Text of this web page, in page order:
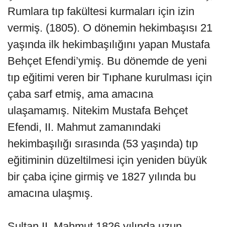
Rumlara tıp fakültesi kurmaları için izin
vermiş. (1805). O dönemin hekimbaşısı 21
yaşında ilk hekimbaşılığını yapan Mustafa
Behçet Efendi’ymiş. Bu dönemde de yeni
tıp eğitimi veren bir Tıphane kurulması için
çaba sarf etmiş, ama amacına
ulaşamamış. Nitekim Mustafa Behçet
Efendi, II. Mahmut zamanındaki
hekimbaşılığı sırasında (53 yaşında) tıp
eğitiminin düzeltilmesi için yeniden büyük
bir çaba içine girmiş ve 1827 yılında bu
amacına ulaşmış.